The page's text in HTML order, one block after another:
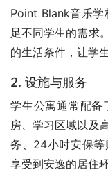
Point Blank音乐
足不同学生的需求
的生活条件，让学
2. 设施与服务
学生公寓通常配备
房、学习区域以及
务、24小时安保
享受到安逸的居住环